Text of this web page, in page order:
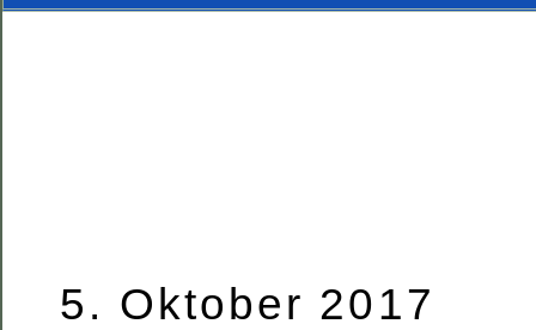
5. Oktober 2017